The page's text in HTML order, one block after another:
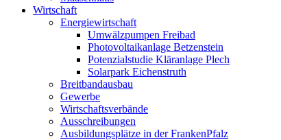
Wirtschaft
Energiewirtschaft
Umwälzpumpen Freibad
Photovoltaikanlage Betzenstein
Potenzialstudie Kläranlage Plech
Solarpark Eichenstruth
Breitbandausbau
Gewerbe
Wirtschaftsverbände
Ausschreibungen
Ausbildungsplätze in der FrankenPfalz